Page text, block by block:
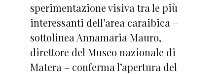
sperimentazione visiva tra le più
interessanti dell’area caraibica –
sottolinea Annamaria Mauro,
direttore del Museo nazionale di
Matera – conferma l’apertura del